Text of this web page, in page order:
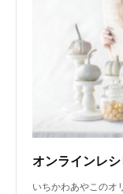
いちかわあやこのオ